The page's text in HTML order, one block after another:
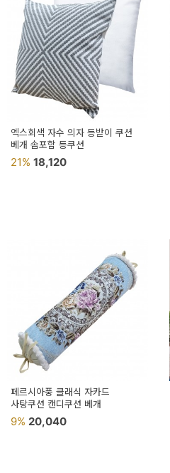
전
이
벤
기
획
엑스회색 자수 의자 등받이 쿠션
베개 솜포함 등쿠션
21% 18,120
페르시아풍 클래식 자카드
사탕쿠션 캔디쿠션 베개
9% 20,040